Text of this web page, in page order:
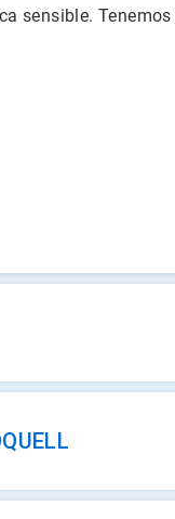
sensible.